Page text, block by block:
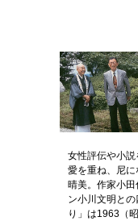
女性評伝や小
愛を重ね、尼
晴美。作家小
ン小川文明と
り」は1963（